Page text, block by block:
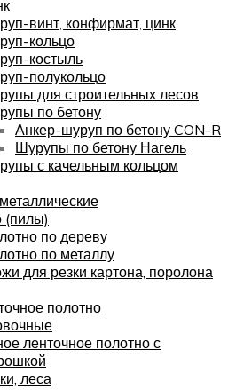
винт, конфирмат, цинк
кольцо
костыль
полукольцо
для строительных лесов
по бетону
Анкер-шуруп по бетону CON-R
Шурупы по бетону Нагель
с качельным кольцом
(пилы)
по дереву
по металлу
для резки картона, поролона
полотно
ленточное полотно с
леса